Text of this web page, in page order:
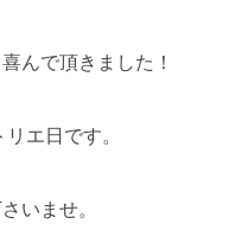
んで頂きました！
エ日です。
いませ。